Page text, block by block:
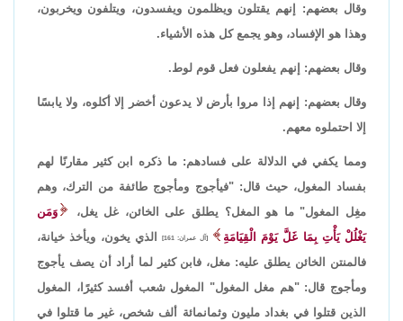
وقال بعضهم: إنهم يقتلون ويظلمون ويفسدون، ويتلفون ويخربون،
وهذا هو الإفساد، وهو يجمع كل هذه الأشياء.
وقال بعضهم: إنهم يفعلون فعل قوم لوط.
وقال بعضهم: إنهم إذا مروا بأرض لا يدعون أخضر إلا أكلوه، ولا يابسًا
إلا احتملوه معهم.
ومما يكفي في الدلالة على فسادهم: ما ذكره ابن كثير مقارنًا لهم
بفساد المغول، حيث قال: "فيأجوج ومأجوج طائفة من الترك، وهم
مغِل المغول" ما هو المغل؟ يطلق على الخائن، غل يغل،
وَمَن
يَغْلُلْ يَأْتِ بِمَا غَلَّ يَوْمَ الْقِيَامَةِ
[آل عمران: 161]
الذي يخون، ويأخذ خيانة،
فالمنتن الخائن يطلق عليه: مغل، فابن كثير لما أراد أن يصف يأجوج
ومأجوج قال: "هم مغل المغول" المغول شعب أفسد كثيرًا، المغول
الذين قتلوا في بغداد مليون وثمانمائة ألف شخص، غير ما قتلوا في